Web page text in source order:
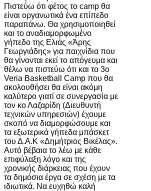
Πιστεύω ότι φέτος το camp θα
είναι οργανωτικά ένα επίπεδο
παραπάνω. Θα χρησιμοποιηθεί
και το αναδιαμορφωμένο
γήπεδο της Ελιάς «Άρης
Γεωργιάδης» για παιχνίδια που
θα γίνονται εκεί το απόγευμα και
θέλω να πιστεύω ότι και το 3ο
Veria Basketball Camp που θα
ακολουθήσει θα είναι ακόμη
καλύτερο γιατί σε συνεργασία με
τον κο Λαζαρίδη (Διευθυντή
τεχνικών υπηρεσιών) έχουμε
σκοπό να διαμορφώσουμε και
τα εξωτερικά γήπεδα μπάσκετ
του Δ.Α.Κ «Δημήτριος Βικέλας».
Αυτό βέβαια το λέω με κάθε
επιφύλαξη λόγο και της
χρονικής διάρκειας που έχουν
τα δημόσια έργα σε σχέση με τα
ιδιωτικά. Να ευχηθώ καλή